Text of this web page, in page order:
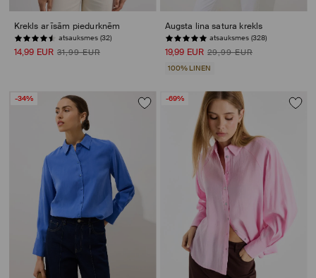
Krekls ar īsām piedurknēm
atsauksmes (32)
14,99 EUR 31,99 EUR
Augsta lina satura krekls
atsauksmes (328)
19,99 EUR 29,99 EUR
100% LINEN
-34% -69%